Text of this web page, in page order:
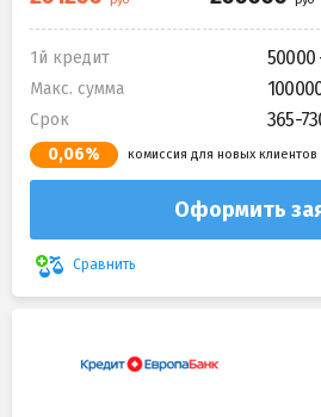
1й кредит 50000
Макс. сумма
Срок 365-
0,06% комиссия для новых клиентов
Оформить
Сравнить